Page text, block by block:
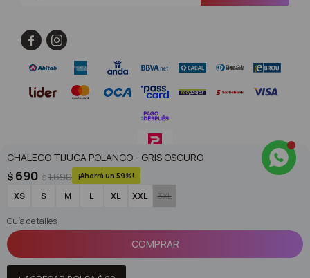
CHALECO TIJUCA POLANCO - GRIS OSCURO
$ 690 $1.690 59
XS S M L XL XXL 3XL
Guía de talles
COMPRAR
 
© Copyright 2026 / Superoutlet / FORTER S.A Rut 213720560017